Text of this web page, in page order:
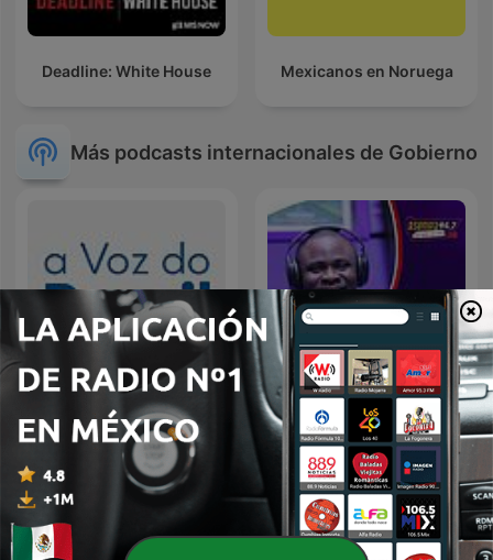
Deadline: White House Mexicanos en Noruega
Más podcasts internacionales de Gobierno
A Voz do Brasil Ekosiisen